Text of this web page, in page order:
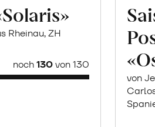
Rheinau, ZH
noch130von 130
von